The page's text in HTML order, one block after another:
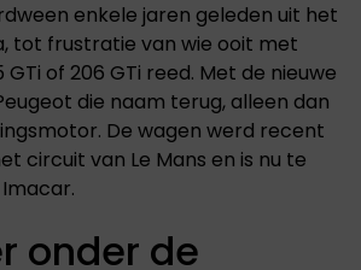
enkele jaren geleden uit het
tot frustratie van wie ooit met
GTi of 206 GTi reed. Met de nieuwe
die naam terug, alleen dan
De wagen werd recent
circuit van Le Mans en is nu te
onder de